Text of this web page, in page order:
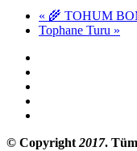
« 🌾 TOHUM
Tophane Turu »
© Copyright 2017.